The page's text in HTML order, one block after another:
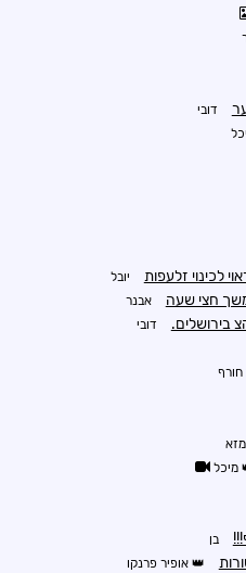
דובי
יובל
חצי שעה אבנר
בירושלים. דובי
חורף
מיכל
בן
אופיר פרנקו